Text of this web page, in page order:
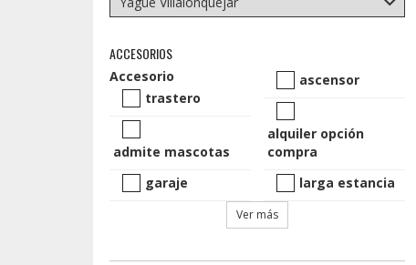
ACCESORIOS
Accesorio
trastero
admite mascotas
garaje
ascensor
alquiler opción
compra
larga estancia
Ver más